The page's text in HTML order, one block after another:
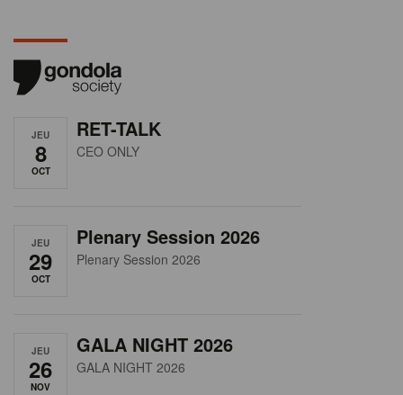
JEU
8
OCT
RET-TALK
CEO ONLY
JEU
29
OCT
Plenary Session 2026
Plenary Session 2026
JEU
26
NOV
GALA NIGHT 2026
GALA NIGHT 2026